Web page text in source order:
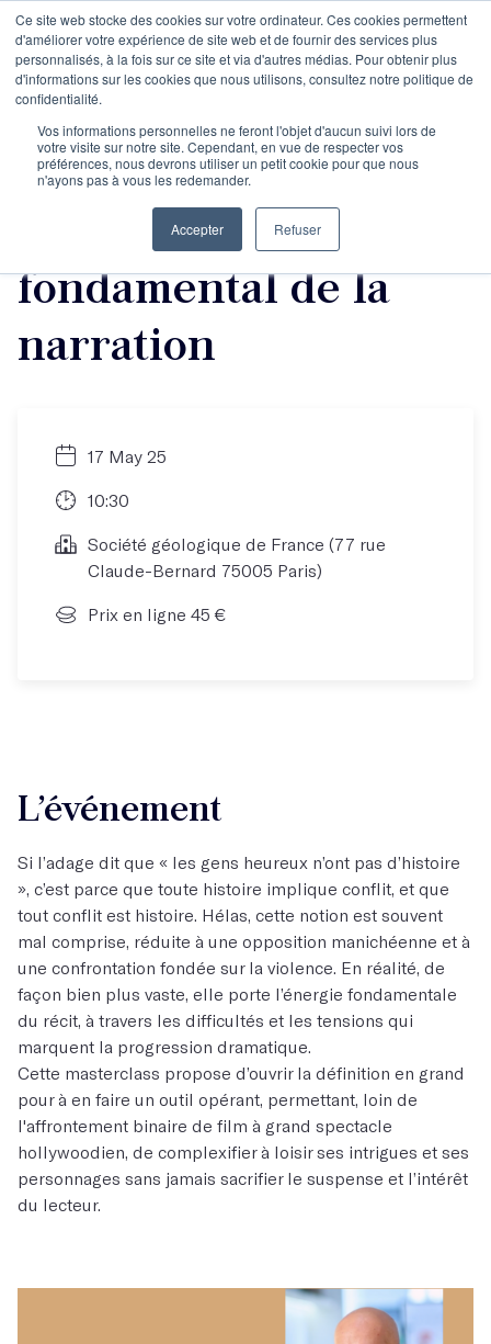
Ce site web stocke des cookies sur votre ordinateur. Ces cookies permettent
d'améliorer votre expérience de site web et de fournir des services plus
personnalisés, à la fois sur ce site et via d'autres médias. Pour obtenir plus
d'informations sur les cookies que nous utilisons, consultez notre politique de
confidentialité.
Vos informations personnelles ne feront l'objet d'aucun suivi lors de
votre visite sur notre site. Cependant, en vue de respecter vos
préférences, nous devrons utiliser un petit cookie pour que nous
n'ayons pas à vous les redemander.
Accepter Refuser
Masterclasse de
Lionel Davoust : Le
conflit, outil
fondamental de la
narration
17 May 25
10:30
Société géologique de France (77 rue
Claude-Bernard 75005 Paris)
Prix en ligne 45 €
L’événement
Si l’adage dit que « les gens heureux n’ont pas d’histoire
», c’est parce que toute histoire implique conflit, et que
tout conflit est histoire. Hélas, cette notion est souvent
mal comprise, réduite à une opposition manichéenne et à
une confrontation fondée sur la violence. En réalité, de
façon bien plus vaste, elle porte l’énergie fondamentale
du récit, à travers les difficultés et les tensions qui
marquent la progression dramatique.
Cette masterclass propose d’ouvrir la définition en grand
pour à en faire un outil opérant, permettant, loin de
l'affrontement binaire de film à grand spectacle
hollywoodien, de complexifier à loisir ses intrigues et ses
personnages sans jamais sacrifier le suspense et l’intérêt
du lecteur.